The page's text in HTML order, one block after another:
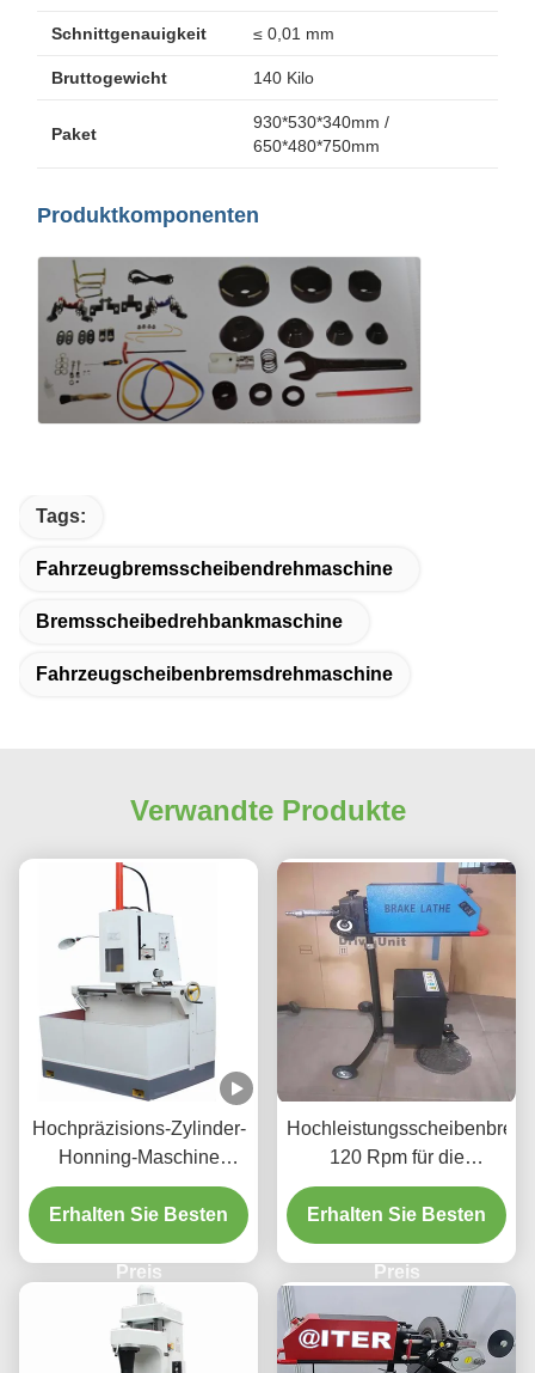
Schnittgenauigkeit ≤ 0,01 mm
Bruttogewicht 140 Kilo
Paket
930*530*340mm /
650*480*750mm
Produktkomponenten
Tags:
Fahrzeugbremsscheibendrehmaschine
Bremsscheibedrehbankmaschine
Fahrzeugscheibenbremsdrehmaschine
Verwandte Produkte
Hochpräzisions-Zylinder-
Honning-Maschine
1.1/1.5kw für Fahrzeuge
Zylinder
Erhalten Sie Besten
Preis
120 Rpm für die
Fahrzeugwartung T2009
Erhalten Sie Besten
Preis